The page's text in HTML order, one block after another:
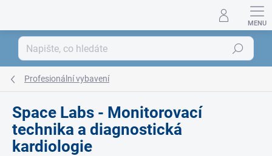
Hledat
Profesionální vybavení
Space Labs - Monitorovací
technika a diagnostická
kardiologie